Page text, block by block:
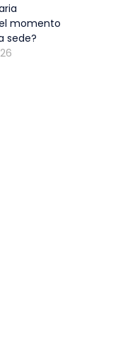
momento
sede?